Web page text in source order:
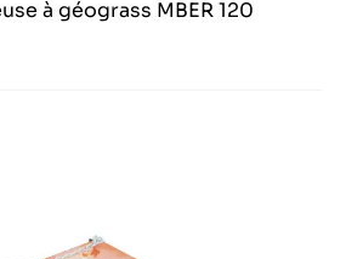
à géograss MBER 120